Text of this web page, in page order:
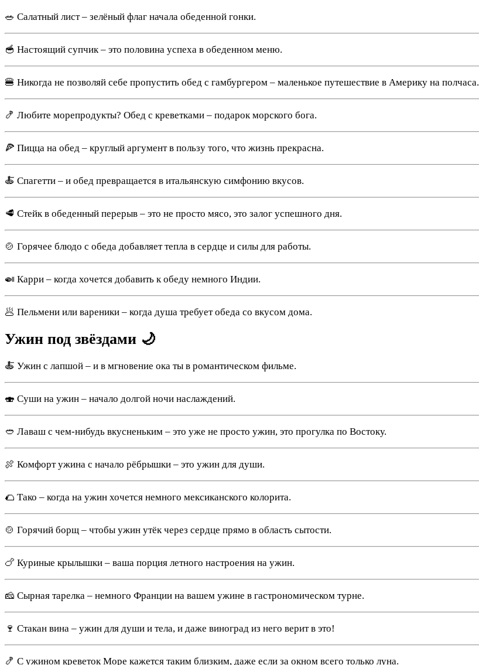
🥗 Салатный лист – зелёный флаг начала обеденной гонки.
🥣 Настоящий супчик – это половина успеха в обеденном меню.
🍔 Никогда не позволяй себе пропустить обед с гамбургером – маленькое путешествие в Америку на полчаса.
🍤 Любите морепродукты? Обед с креветками – подарок морского бога.
🍕 Пицца на обед – круглый аргумент в пользу того, что жизнь прекрасна.
🍝 Спагетти – и обед превращается в итальянскую симфонию вкусов.
🥩 Стейк в обеденный перерыв – это не просто мясо, это залог успешного дня.
🍲 Горячее блюдо с обеда добавляет тепла в сердце и силы для работы.
🍛 Карри – когда хочется добавить к обеду немного Индии.
🥟 Пельмени или вареники – когда душа требует обеда со вкусом дома.
Ужин под звёздами 🌙
🍝 Ужин с лапшой – и в мгновение ока ты в романтическом фильме.
🍣 Суши на ужин – начало долгой ночи наслаждений.
🥙 Лаваш с чем-нибудь вкусненьким – это уже не просто ужин, это прогулка по Востоку.
🍖 Комфорт ужина с начало рёбрышки – это ужин для души.
🌮 Тако – когда на ужин хочется немного мексиканского колорита.
🍲 Горячий борщ – чтобы ужин утёк через сердце прямо в область сытости.
🍗 Куриные крылышки – ваша порция летного настроения на ужин.
🧀 Сырная тарелка – немного Франции на вашем ужине в гастрономическом турне.
🍷 Стакан вина – ужин для души и тела, и даже виноград из него верит в это!
🍤 С ужином креветок Море кажется таким близким, даже если за окном всего только луна.